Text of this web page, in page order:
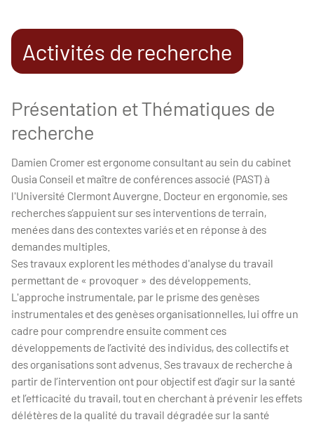
Activités de recherche
Présentation et Thématiques de
recherche
Damien Cromer est ergonome consultant au sein du cabinet
Ousia Conseil et maître de conférences associé (PAST) à
l'Université Clermont Auvergne. Docteur en ergonomie, ses
recherches s’appuient sur ses interventions de terrain,
menées dans des contextes variés et en réponse à des
demandes multiples.
Ses travaux explorent les méthodes d'analyse du travail
permettant de « provoquer » des développements.
L'approche instrumentale, par le prisme des genèses
instrumentales et des genèses organisationnelles, lui offre un
cadre pour comprendre ensuite comment ces
développements de l’activité des individus, des collectifs et
des organisations sont advenus. Ses travaux de recherche à
partir de l’intervention ont pour objectif est d’agir sur la santé
et l’efficacité du travail, tout en cherchant à prévenir les effets
délétères de la qualité du travail dégradée sur la santé